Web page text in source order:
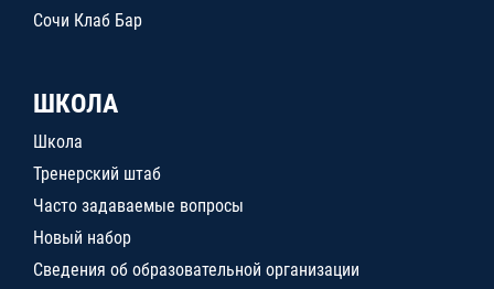
Сочи Клаб Бар
ШКОЛА
Школа
Тренерский штаб
Часто задаваемые вопросы
Новый набор
Сведения об образовательной организации